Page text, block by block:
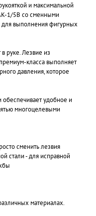
и максимальной
1/5B со сменными
для выполнения фигурных
руке. Лезвие из
класса выполняет
давления, которое
удобное и
многоцелевыми
сменить лезвия
стали - для исправной
материалах.